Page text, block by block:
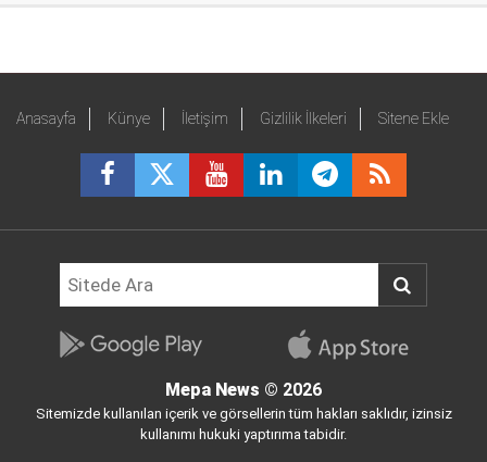
Anasayfa Künye İletişim Gizlilik İlkeleri Sitene Ekle
Mepa News © 2026
Sitemizde kullanılan içerik ve görsellerin tüm hakları saklıdır, izinsiz
kullanımı hukuki yaptırıma tabidir.